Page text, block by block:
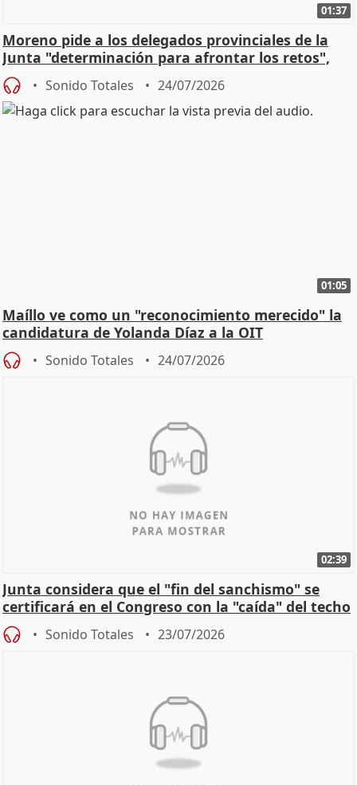
01:37
Moreno pide a los delegados provinciales de la
Junta "determinación para afrontar los retos",
diálog
Sonido Totales 24/07/2026
01:05
Maíllo ve como un "reconocimiento merecido" la
candidatura de Yolanda Díaz a la OIT
Sonido Totales 24/07/2026
02:39
Junta considera que el "fin del sanchismo" se
certificará en el Congreso con la "caída" del techo
de
Sonido Totales 23/07/2026